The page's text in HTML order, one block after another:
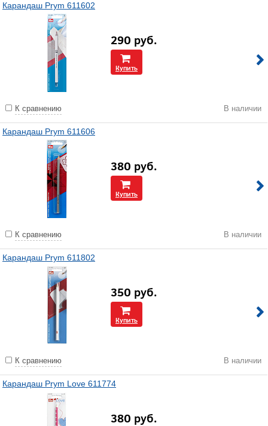
Карандаш Prym 611602
290 руб.
Купить
К сравнению В наличии
Карандаш Prym 611606
380 руб.
Купить
К сравнению В наличии
Карандаш Prym 611802
350 руб.
Купить
К сравнению В наличии
Карандаш Prym Love 611774
380 руб.